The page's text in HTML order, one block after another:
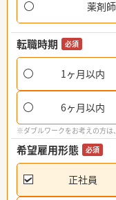
薬剤
転職時期 必須
1ヶ月以内
6ヶ月以内
※ダブルワークをお考えの方は
希望雇用形態 必須
正社員